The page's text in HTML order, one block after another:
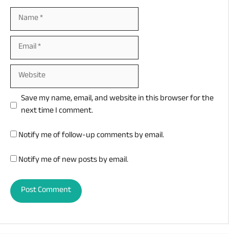
Name
Email
Website
Save my name, email, and website in this browser for the
next time I comment.
Notify me of follow-up comments by email.
Notify me of new posts by email.